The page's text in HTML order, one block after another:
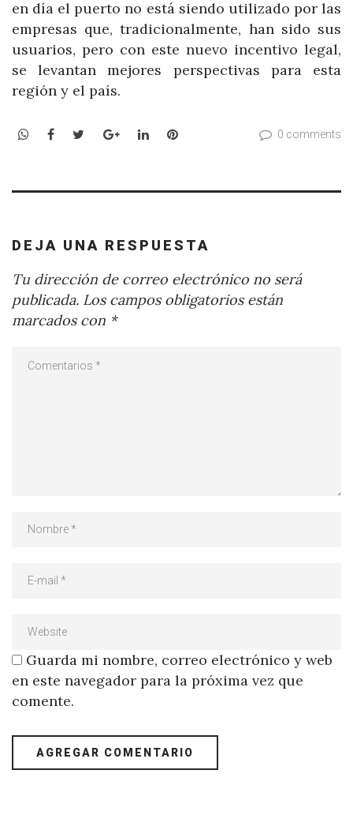
en día el puerto no está siendo utilizado por las
empresas que, tradicionalmente, han sido sus
usuarios, pero con este nuevo incentivo legal,
se levantan mejores perspectivas para esta
región y el país.
WhatsApp
Facebook
TwitterGoogle+LinkedInPinterest 0 comments
DEJA UNA RESPUESTA
Tu dirección de correo electrónico no será
publicada. Los campos obligatorios están
marcados con *
Guarda mi nombre, correo electrónico y web
en este navegador para la próxima vez que
comente.